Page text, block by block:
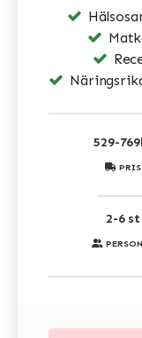
PRIS
529-
2-6 st